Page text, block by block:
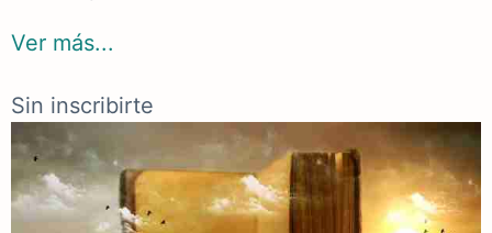
Ver más...
Sin inscribirte